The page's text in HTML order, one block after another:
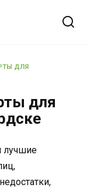
ДЛЯ
для
лучшие